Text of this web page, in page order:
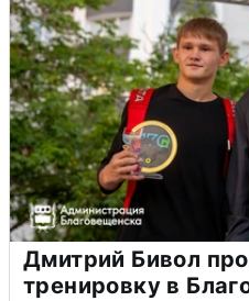
Дмитрий Бивол
тренировку в